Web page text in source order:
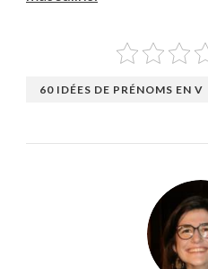
60 IDÉES DE PRÉNOMS EN V